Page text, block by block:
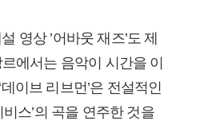
영상 ’어바웃 재즈’도 제
에서는 음악이 시간을 이
이브 리브먼’은 전설적인
스’의 곡을 연주한 것을